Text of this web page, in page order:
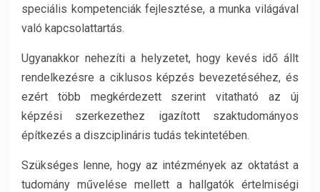
speciális kompetenciák fejlesztése, a munka világával
való kapcsolattartás.
Ugyanakkor nehezíti a helyzetet, hogy kevés idő állt
rendelkezésre a ciklusos képzés bevezetéséhez, és
ezért több megkérdezett szerint vitatható az új
képzési szerkezethez igazított szaktudományos
építkezés a diszciplináris tudás tekintetében.
Szükséges lenne, hogy az intézmények az oktatást a
tudomány művelése mellett a hallgatók értelmiségi